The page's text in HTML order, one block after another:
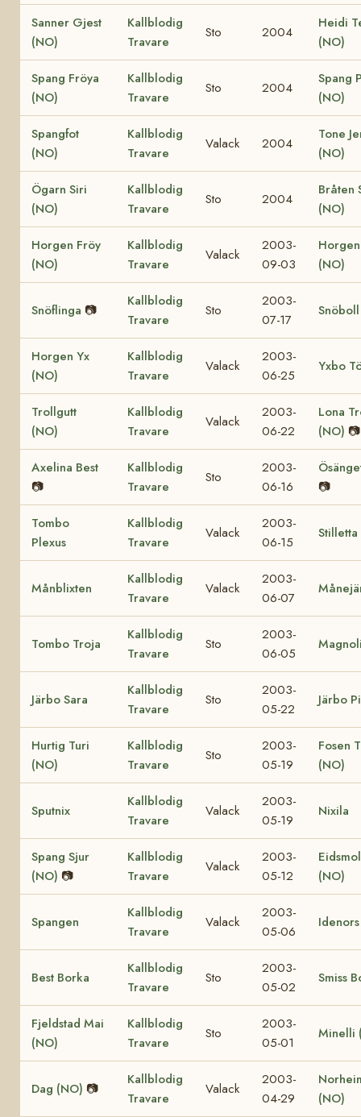
Sanner Gjest
(NO)
Kallblodig
Travare
Sto 2004
Heidi
(NO)
Spang Fröya
(NO)
Kallblodig
Travare
Sto 2004
Spang
(NO)
Spangfot
(NO)
Kallblodig
Travare
Valack 2004
Tone
(NO)
Ögarn Siri
(NO)
Kallblodig
Travare
Sto 2004
Bråten
(NO)
Horgen Fröy
(NO)
Kallblodig
Travare
Valack
2003-
09-03
(NO)
Snöflinga 📷
Kallblodig
Travare
Sto
2003-
07-17
Snöboll
Horgen Yx
(NO)
Kallblodig
Travare
Valack
2003-
06-25
Yxbo
Trollgutt
(NO)
Kallblodig
Travare
Valack
2003-
06-22
Lona
(NO) 📷
Axelina Best
📷
Kallblodig
Travare
Sto
2003-
06-16
📷
Tombo
Plexus
Kallblodig
Travare
Valack
2003-
06-15
Månblixten
Kallblodig
Travare
Valack
2003-
06-07
Tombo Troja
Kallblodig
Travare
Sto
2003-
06-05
Järbo Sara
Kallblodig
Travare
Sto
2003-
05-22
Järbo
Hurtig Turi
(NO)
Kallblodig
Travare
Sto
2003-
05-19
Fosen
(NO)
Sputnix
Kallblodig
Travare
Valack
2003-
05-19
Nixila
Spang Sjur
(NO) 📷
Kallblodig
Travare
Valack
2003-
05-12
(NO)
Spangen
Kallblodig
Travare
Valack
2003-
05-06
Best Borka
Kallblodig
Travare
Sto
2003-
05-02
Smiss
Fjeldstad Mai
(NO)
Kallblodig
Travare
Sto
2003-
05-01
Minelli
Dag (NO) 📷
Kallblodig
Travare
Valack
2003-
04-29
(NO)